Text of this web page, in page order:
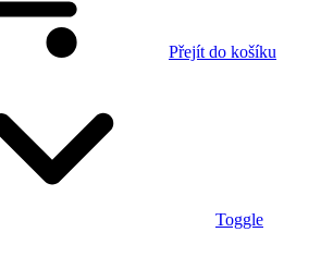
Přejít do košíku
Toggle